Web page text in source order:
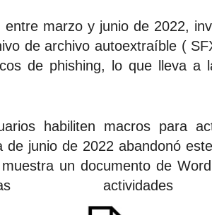
marzo y junio de 2022,
de archivo autoextraíble (
de phishing, lo que lleva a
habiliten macros para
junio de 2022 abandonó
un documento de